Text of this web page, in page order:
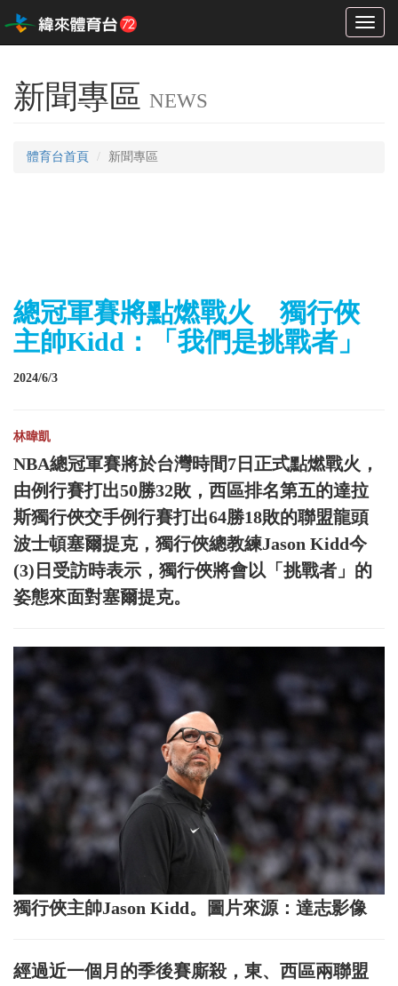
Toggle
新聞專區 NEWS
體育台首頁 新聞專區
總冠軍賽將點燃戰火 獨行俠
主帥Kidd：「我們是挑戰者」
2024/6/3
林暐凱
NBA總冠軍賽將於台灣時間7日正式點燃戰火，
由例行賽打出50勝32敗，西區排名第五的達拉
斯獨行俠交手例行賽打出64勝18敗的聯盟龍頭
波士頓塞爾提克，獨行俠總教練Jason Kidd今
(3)日受訪時表示，獨行俠將會以「挑戰者」的
姿態來面對塞爾提克。
獨行俠主帥Jason Kidd。圖片來源：達志影像
經過近一個月的季後賽廝殺，東、西區兩聯盟